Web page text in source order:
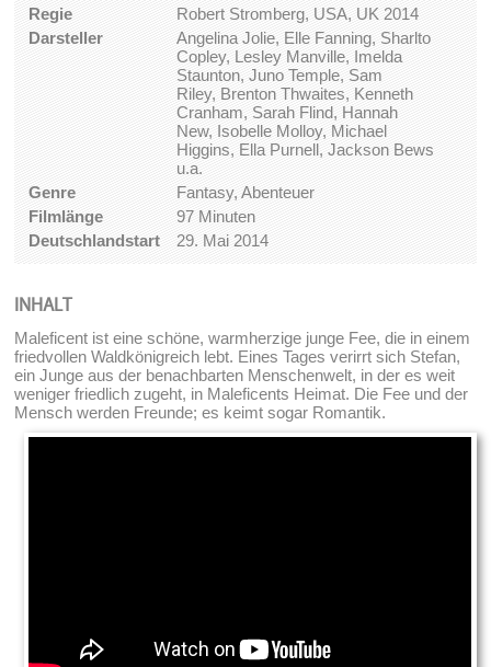
Regie
Robert Stromberg, USA, UK 2014
Darsteller
Angelina Jolie, Elle Fanning, Sharlto
Copley, Lesley Manville, Imelda
Staunton, Juno Temple, Sam
Riley, Brenton Thwaites, Kenneth
Cranham, Sarah Flind, Hannah
New, Isobelle Molloy, Michael
Higgins, Ella Purnell, Jackson Bews
u.a.
Genre
Fantasy, Abenteuer
Filmlänge
97 Minuten
Deutschlandstart
29. Mai 2014
INHALT
Maleficent ist eine schöne, warmherzige junge Fee, die in einem
friedvollen Waldkönigreich lebt. Eines Tages verirrt sich Stefan,
ein Junge aus der benachbarten Menschenwelt, in der es weit
weniger friedlich zugeht, in Maleficents Heimat. Die Fee und der
Mensch werden Freunde; es keimt sogar Romantik.